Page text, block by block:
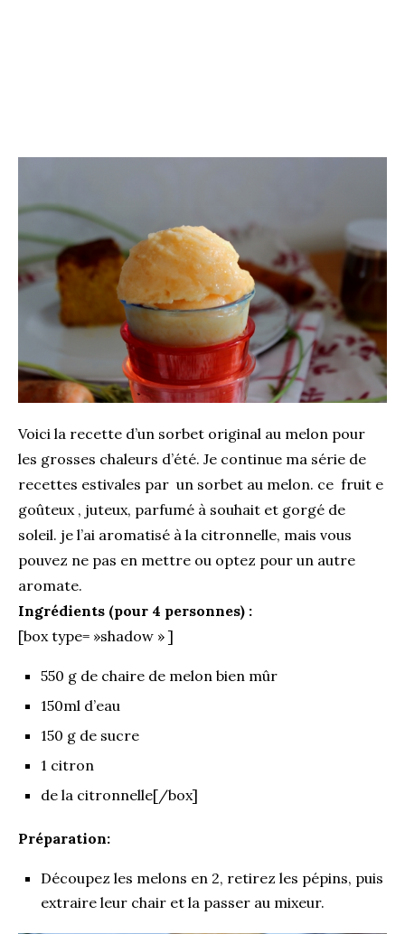
Voici la recette d’un sorbet original au melon pour
les grosses chaleurs d’été. Je continue ma série de
recettes estivales par un sorbet au melon. ce fruit e
goûteux , juteux, parfumé à souhait et gorgé de
soleil. je l’ai aromatisé à la citronnelle, mais vous
pouvez ne pas en mettre ou optez pour un autre
aromate.
Ingrédients (pour 4 personnes) :
[box type= »shadow » ]
550 g de chaire de melon bien mûr
150ml d’eau
150 g de sucre
1 citron
de la citronnelle[/box]
Préparation:
Découpez les melons en 2, retirez les pépins, puis
extraire leur chair et la passer au mixeur.